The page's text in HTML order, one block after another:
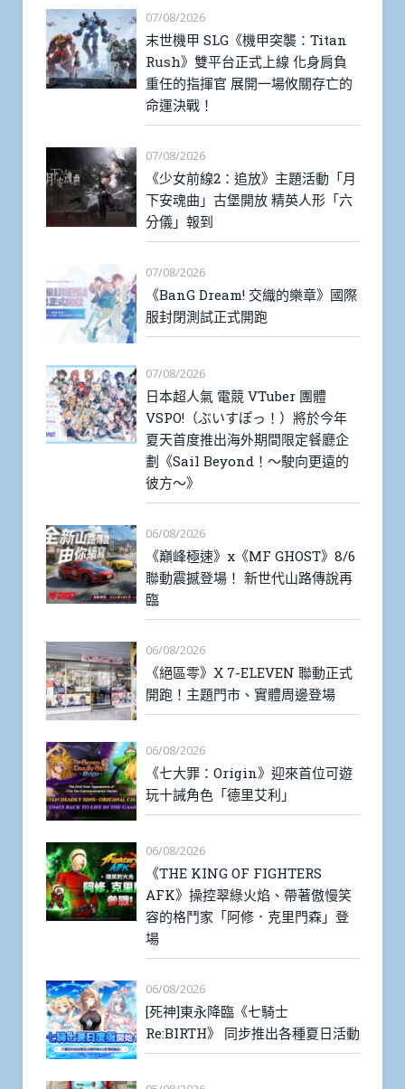
07/08/2026
末世機甲 SLG《機甲突襲：Titan
Rush》雙平台正式上線 化身肩負
重任的指揮官 展開一場攸關存亡的
命運決戰！
07/08/2026
《少女前線2：追放》主題活動「月
下安魂曲」古堡開放 精英人形「六
分儀」報到
07/08/2026
《BanG Dream! 交織的樂章》國際
服封閉測試正式開跑
07/08/2026
日本超人氣 電競 VTuber 團體
VSPO!（ぶいすぽっ！）將於今年
夏天首度推出海外期間限定餐廳企
劃《Sail Beyond！～駛向更遠的
彼方～》
06/08/2026
《巔峰極速》x《MF GHOST》8/6
聯動震撼登場！ 新世代山路傳說再
臨
06/08/2026
《絕區零》X 7-ELEVEN 聯動正式
開跑！主題門市、實體周邊登場
06/08/2026
《七大罪：Origin》迎來首位可遊
玩十誡角色「德里艾利」
06/08/2026
《THE KING OF FIGHTERS
AFK》操控翠綠火焰、帶著傲慢笑
容的格鬥家「阿修．克里門森」登
場
06/08/2026
[死神]東永降臨《七騎士
Re:BIRTH》 同步推出各種夏日活動